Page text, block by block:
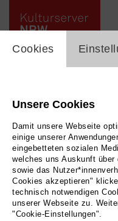
Zurück|Übersicht
Cookies
Unsere Cookies
Damit unsere Webseite
einige unserer
eingebetteten sozialen
welches uns Auskunft über
sowie das
Cookies akzeptieren"
technisch notwendigen
unserer Webseite zu.
"Cookie-Einstellungen".